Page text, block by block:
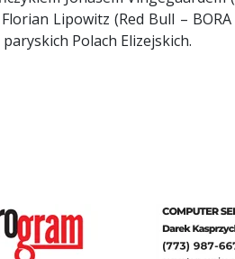
Lipowitz (Red Bull –
Polach Elizejskich.